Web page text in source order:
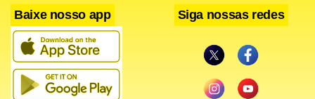
Baixe nosso app Siga nossas redes